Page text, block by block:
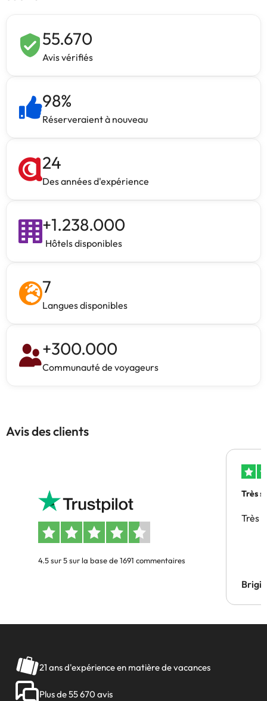
55.670
Avis vérifiés
98%
Réserveraient à nouveau
24
Des années d'expérience
+1.238.000
Hôtels disponibles
7
Langues disponibles
+300.000
Communauté de voyageurs
Avis des clients
4.5 sur 5 sur la base de 1691 commentaires
Très
Très
21 ans d'expérience en matière de vacances
Plus de 55 670 avis